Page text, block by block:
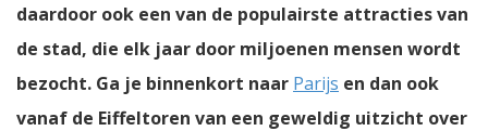
daardoor ook een van de populairste attracties van
de stad, die elk jaar door miljoenen mensen wordt
bezocht. Ga je binnenkort naar Parijs en dan ook
vanaf de Eiffeltoren van een geweldig uitzicht over